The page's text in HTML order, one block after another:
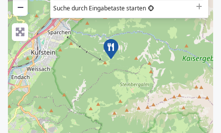
−
Suche durch Eingabetaste starten